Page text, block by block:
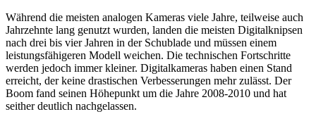
Während die meisten analogen Kameras viele Jahre, teilweise auch
Jahrzehnte lang genutzt wurden, landen die meisten Digitalknipsen
nach drei bis vier Jahren in der Schublade und müssen einem
leistungsfähigeren Modell weichen. Die technischen Fortschritte
werden jedoch immer kleiner. Digitalkameras haben einen Stand
erreicht, der keine drastischen Verbesserungen mehr zulässt. Der
Boom fand seinen Höhepunkt um die Jahre 2008-2010 und hat
seither deutlich nachgelassen.